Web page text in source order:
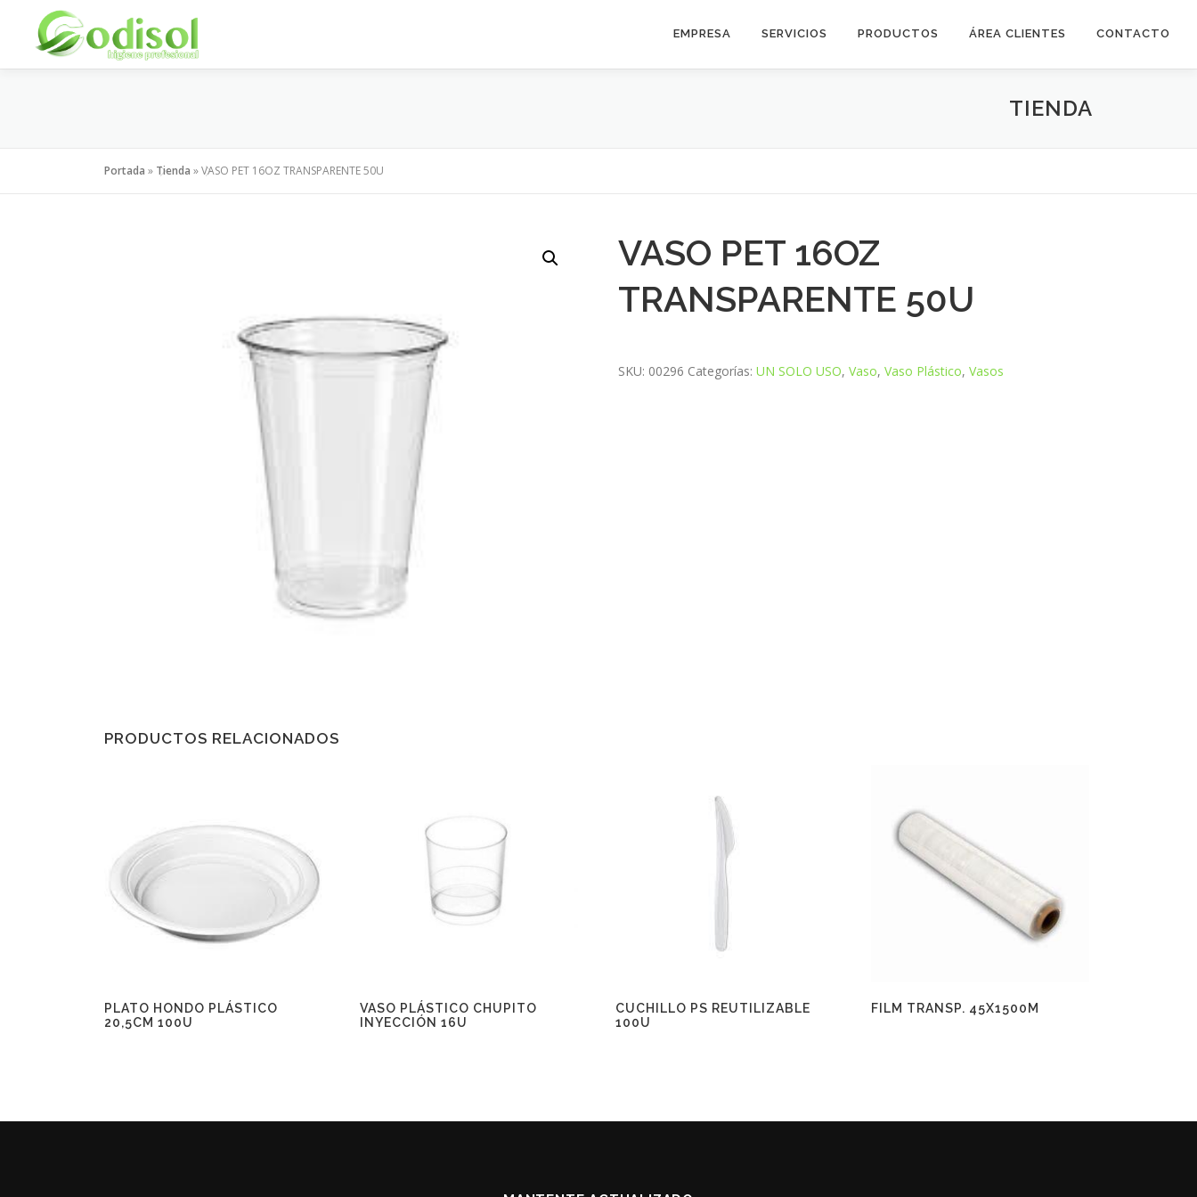
contenido
EMPRESA SERVICIOS PRODUCTOS ÁREA CLIENTES CONTACTO
TIENDA
Portada » Tienda »VASO PET 16OZ TRANSPARENTE 50U
VASO PET 16OZ
TRANSPARENTE 50U
SKU: 00296 Categorías:UN SOLO USO,Vaso,Vaso Plástico,Vasos
PRODUCTOS RELACIONADOS
PLATO HONDO PLÁSTICO
20,5CM 100U
VASO PLÁSTICO CHUPITO
INYECCIÓN 16U
CUCHILLO PS REUTILIZABLE
100U
FILM TRANSP. 45X1500M